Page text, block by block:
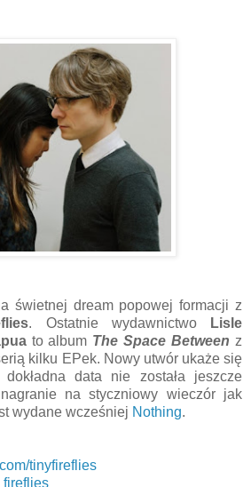
świetnej dream popowej formacji z
. Ostatnie wydawnictwo
Lisle
to album The Space Between z
kilku EPek. Nowy utwór ukaże się
data nie została jeszcze
na styczniowy wieczór jak
wydane wcześniej Nothing.
tinyfireflies